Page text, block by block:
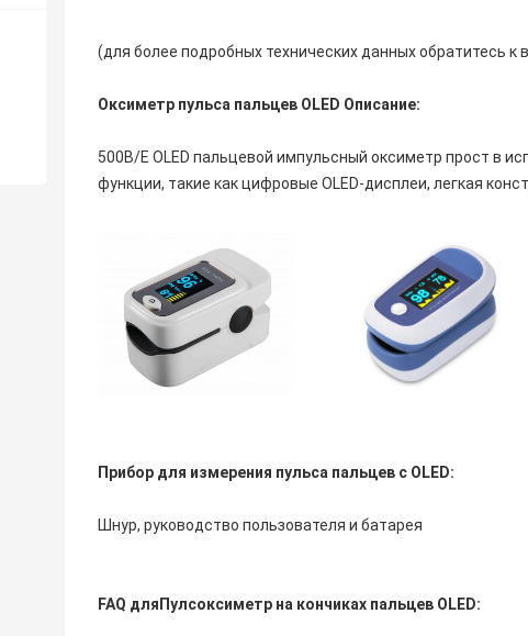
(для более подробных технических данных обратитесь к
Оксиметр пульса пальцев OLED Описание:
500B/E OLED пальцевой импульсный оксиметр прост в
функции, такие как цифровые OLED-дисплеи, легкая
Прибор для измерения пульса пальцев с OLED:
Шнур, руководство пользователя и батарея
FAQ дляПулсоксиметр на кончиках пальцев OLED: